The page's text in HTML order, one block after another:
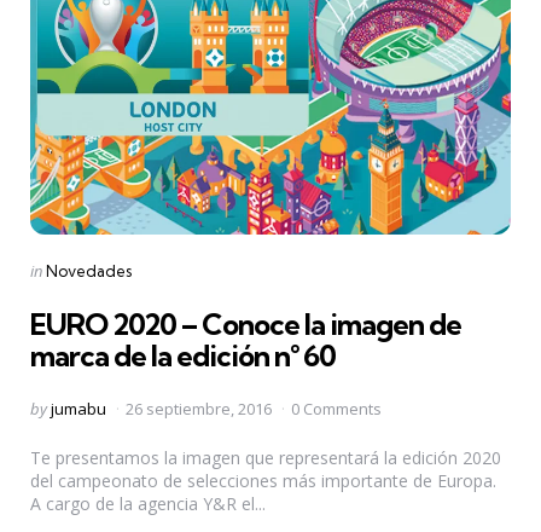
Categories
Posted
inNovedades
EURO 2020 – Conoce la imagen de
marca de la edición n° 60
Posted
byjumabu 26 septiembre, 2016 0 Comments
Te presentamos la imagen que representará la edición 2020
del campeonato de selecciones más importante de Europa.
A cargo de la agencia Y&R el...